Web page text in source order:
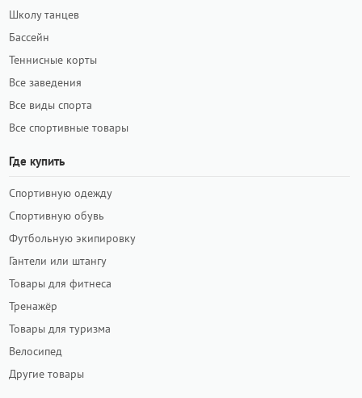
Школу танцев
Бассейн
Теннисные корты
Все заведения
Все виды спорта
Все спортивные товары
Где купить
Спортивную одежду
Спортивную обувь
Футбольную экипировку
Гантели или штангу
Товары для фитнеса
Тренажёр
Товары для туризма
Велосипед
Другие товары